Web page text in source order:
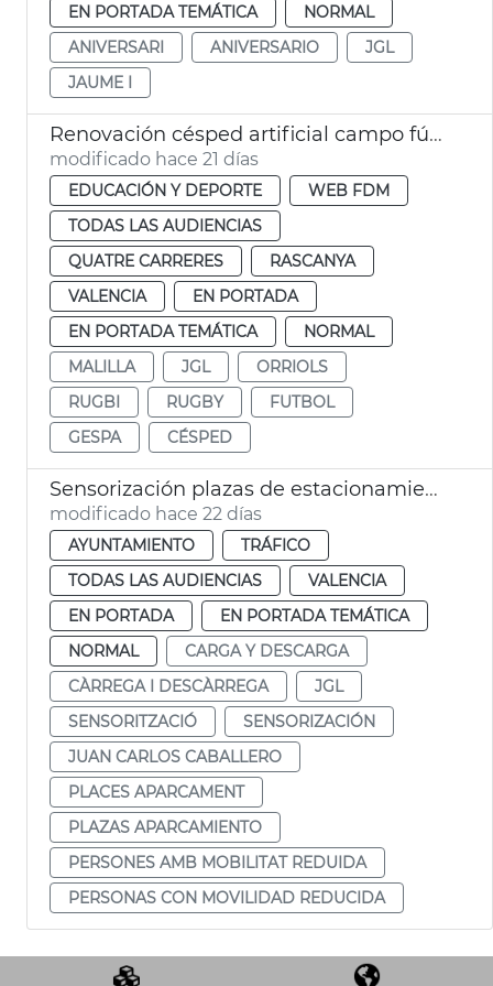
EN PORTADA TEMÁTICA
NORMAL
ANIVERSARI
ANIVERSARIO
JGL
JAUME I
Renovación césped artificial campo fútbol Orriols y Quatre Carreres y campo rugby Cuatro Carreres València
modificado hace 21 días
EDUCACIÓN Y DEPORTE
WEB FDM
TODAS LAS AUDIENCIAS
QUATRE CARRERES
RASCANYA
VALENCIA
EN PORTADA
EN PORTADA TEMÁTICA
NORMAL
MALILLA
JGL
ORRIOLS
RUGBI
RUGBY
FUTBOL
GESPA
CÉSPED
Sensorización plazas de estacionamiento PMR y carga y descarga
modificado hace 22 días
AYUNTAMIENTO
TRÁFICO
TODAS LAS AUDIENCIAS
VALENCIA
EN PORTADA
EN PORTADA TEMÁTICA
NORMAL
CARGA Y DESCARGA
CÀRREGA I DESCÀRREGA
JGL
SENSORITZACIÓ
SENSORIZACIÓN
JUAN CARLOS CABALLERO
PLACES APARCAMENT
PLAZAS APARCAMIENTO
PERSONES AMB MOBILITAT REDUIDA
PERSONAS CON MOVILIDAD REDUCIDA